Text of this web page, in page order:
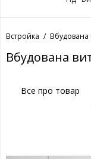
Встройка Вбудована
Вбудована
Все про товар